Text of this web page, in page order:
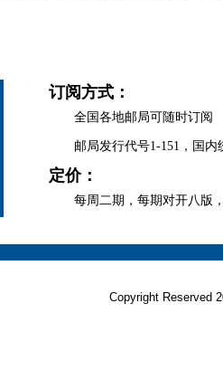
订阅方式：
全国各地邮局可随时订阅
邮局发行代号1-151，国内
定价：
每周二期，每期对开八版，
Copyright Reserved